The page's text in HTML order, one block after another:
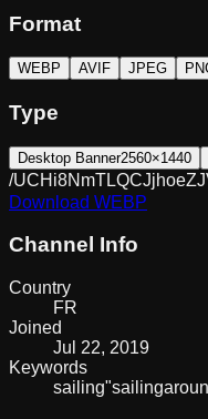
Format
WEBP AVIF JPEG
Type
Desktop Banner2560×1440
/
Download WEBP
Channel Info
Country
FR
Joined
Jul 22, 2019
Keywords
sailing"sailing